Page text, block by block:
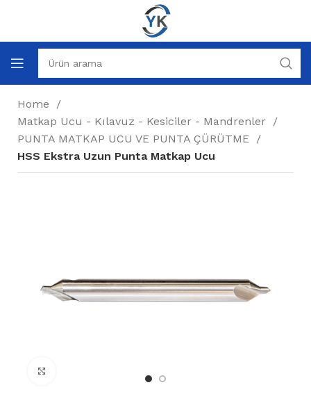
Home
Matkap Ucu - Kılavuz - Kesiciler - Mandrenler
PUNTA MATKAP UCU VE PUNTA ÇÜRÜTME
HSS Ekstra Uzun Punta Matkap Ucu